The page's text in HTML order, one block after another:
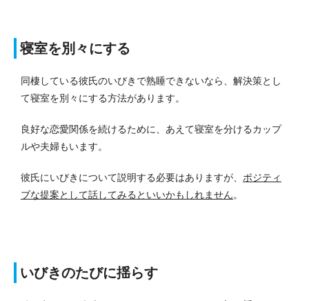
寝室を別々にする
同棲している彼氏のいびきで熟睡できないなら、解決策とし
て寝室を別々にする方法があります。
良好な恋愛関係を続けるために、あえて寝室を分けるカップ
ルや夫婦もいます。
彼氏にいびきについて説明する必要はありますが、 ポジティ
ブな提案として話してみるといいかもしれません。
いびきのたびに揺らす